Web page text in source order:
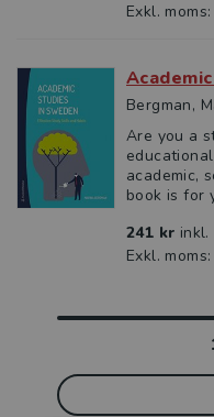
Exkl.
Bergman,
Are you a
academic,
book is for
241 kr inkl.
Exkl.